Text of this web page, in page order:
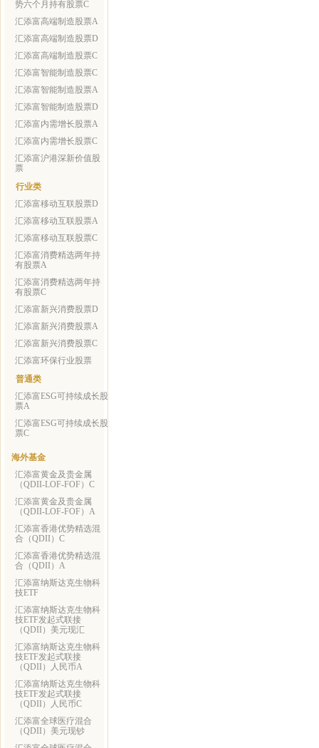
势六个月持有股票C
汇添富高端制造股票A
汇添富高端制造股票D
汇添富高端制造股票C
汇添富智能制造股票C
汇添富智能制造股票A
汇添富智能制造股票D
汇添富内需增长股票A
汇添富内需增长股票C
汇添富沪港深新价值股
票
行业类
汇添富移动互联股票D
汇添富移动互联股票A
汇添富移动互联股票C
汇添富消费精选两年持
有股票A
汇添富消费精选两年持
有股票C
汇添富新兴消费股票D
汇添富新兴消费股票A
汇添富新兴消费股票C
汇添富环保行业股票
普通类
汇添富ESG可持续成长股
票A
汇添富ESG可持续成长股
票C
海外基金
汇添富黄金及贵金属
（QDII-LOF-FOF）C
汇添富黄金及贵金属
（QDII-LOF-FOF）A
汇添富香港优势精选混
合（QDII）C
汇添富香港优势精选混
合（QDII）A
汇添富纳斯达克生物科
技ETF
汇添富纳斯达克生物科
技ETF发起式联接
（QDII）美元现汇
汇添富纳斯达克生物科
技ETF发起式联接
（QDII）人民币A
汇添富纳斯达克生物科
技ETF发起式联接
（QDII）人民币C
汇添富全球医疗混合
（QDII）美元现钞